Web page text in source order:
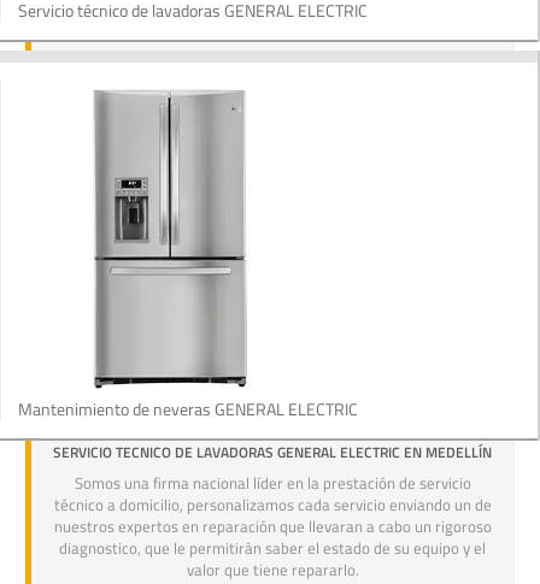
Servicio técnico de lavadoras GENERAL ELECTRIC
Mantenimiento de neveras GENERAL ELECTRIC
SERVICIO TECNICO DE LAVADORAS GENERAL ELECTRIC EN MEDELLÍN
Somos una firma nacional líder en la prestación de servicio
técnico a domicilio, personalizamos cada servicio enviando un de
nuestros expertos en reparación que llevaran a cabo un rigoroso
diagnostico, que le permitirán saber el estado de su equipo y el
valor que tiene repararlo.